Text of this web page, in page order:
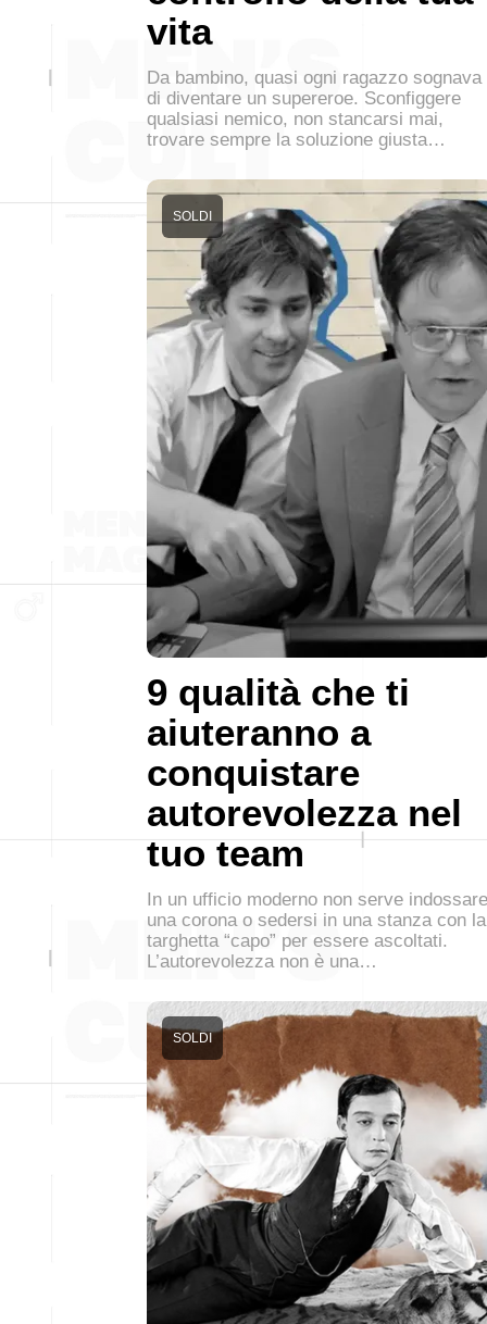
vita
Da bambino, quasi ogni ragazzo sognava
di diventare un supereroe. Sconfiggere
qualsiasi nemico, non stancarsi mai,
trovare sempre la soluzione giusta…
9 qualità che ti
aiuteranno a
conquistare
autorevolezza nel
tuo team
SOLDI
In un ufficio moderno non serve indossare
una corona o sedersi in una stanza con la
targhetta “capo” per essere ascoltati.
L’autorevolezza non è una…
SOLDI